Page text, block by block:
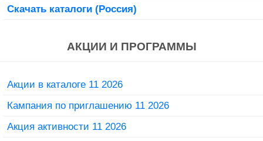
Скачать каталоги (Россия)
АКЦИИ И ПРОГРАММЫ
Акции в каталоге 11 2026
Кампания по приглашению 11 2026
Акция активности 11 2026